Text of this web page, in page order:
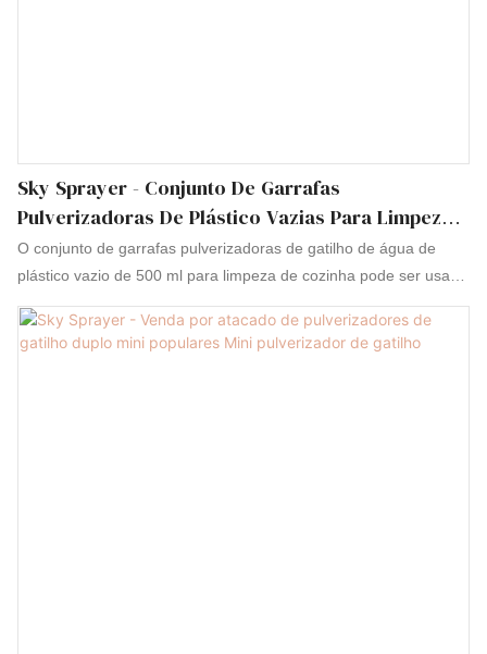
Sky Sprayer - Conjunto De Garrafas
Pulverizadoras De Plástico Vazias Para Limpeza
De Cozinha De 500 Ml Com Gatilhos Para Água
O conjunto de garrafas pulverizadoras de gatilho de água de
plástico vazio de 500 ml para limpeza de cozinha pode ser usado
para muitas aplicações e projetos diferentes. Portanto, o conjunto
de garrafas pulverizadoras de gatilho de água de plástico vazio
de 500 ml para limpeza de cozinha se tornou uma necessidade